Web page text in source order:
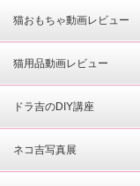
猫おもちゃ動画レビュー
猫用品動画レビュー
ドラ吉のDIY講座
ネコ吉写真展